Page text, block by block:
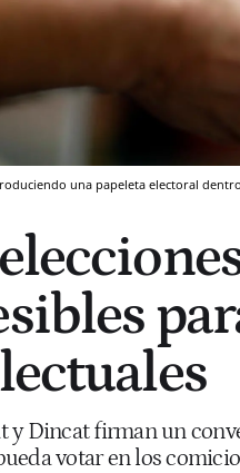
una papeleta electoral
y Dincat firman un
votar en los